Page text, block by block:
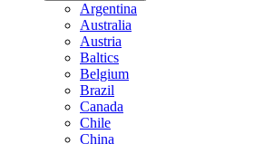
Argentina
Australia
Austria
Baltics
Belgium
Brazil
Canada
Chile
China